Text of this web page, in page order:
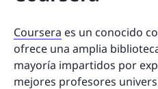
Coursera es un conocido
ofrece una amplia
mayoría impartidos por
mejores profesores